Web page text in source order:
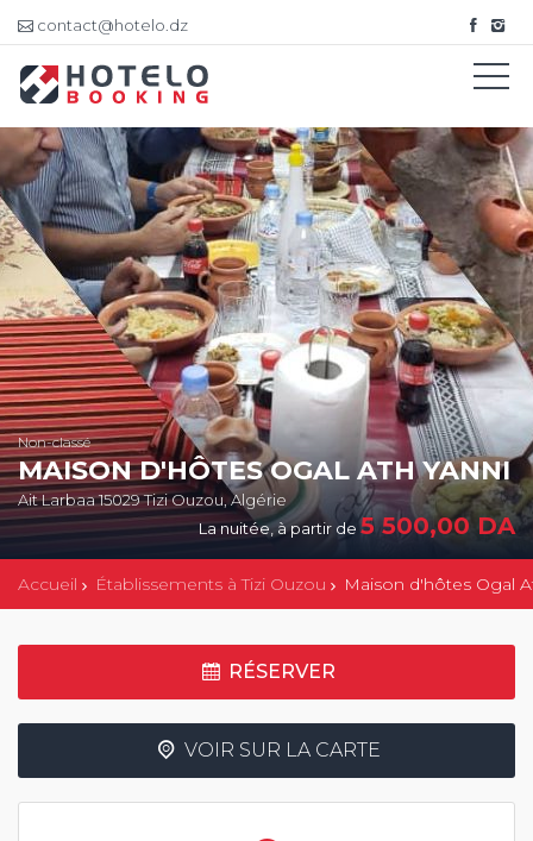
contact@hotelo.dz
Non-classé
MAISON D'HÔTES OGAL ATH YANNI
Ait Larbaa 15029 Tizi Ouzou, Algérie
La nuitée, à partir de 5 500,00 DA
Accueil Établissements à Tizi Ouzou Maison d'hôtes Ogal
RÉSERVER
VOIR SUR LA CARTE